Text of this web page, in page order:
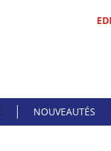
NOUVEAUTÉS